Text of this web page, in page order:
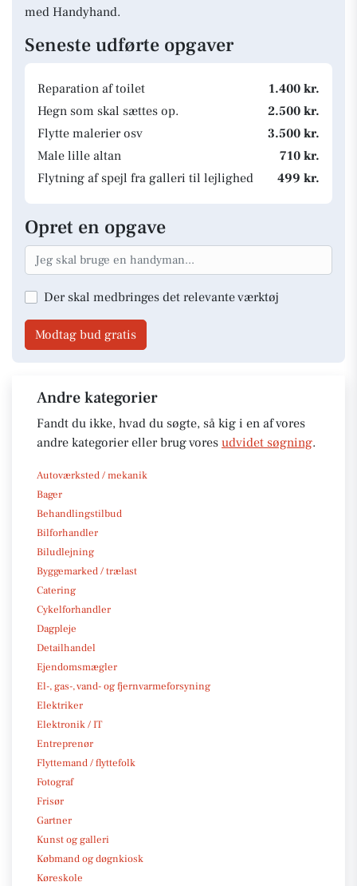
med Handyhand.
Seneste udførte opgaver
Reparation af toilet
1.400 kr.
Hegn som skal sættes op.
2.500 kr.
Flytte malerier osv
3.500 kr.
Male lille altan
710 kr.
Flytning af spejl fra galleri til lejlighed
499 kr.
Opret en opgave
Der skal medbringes det relevante værktøj
Modtag bud gratis
Andre kategorier
Fandt du ikke, hvad du søgte, så kig i en af vores
andre kategorier eller brug vores udvidet søgning.
Autoværksted / mekanik
Bager
Behandlingstilbud
Bilforhandler
Biludlejning
Byggemarked / trælast
Catering
Cykelforhandler
Dagpleje
Detailhandel
Ejendomsmægler
El-, gas-, vand- og fjernvarmeforsyning
Elektriker
Elektronik / IT
Entreprenør
Flyttemand / flyttefolk
Fotograf
Frisør
Gartner
Kunst og galleri
Købmand og døgnkiosk
Køreskole